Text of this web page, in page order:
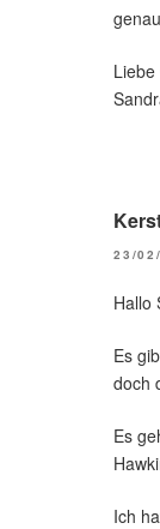
23/
Hallo
Es
doch
Es
Ich